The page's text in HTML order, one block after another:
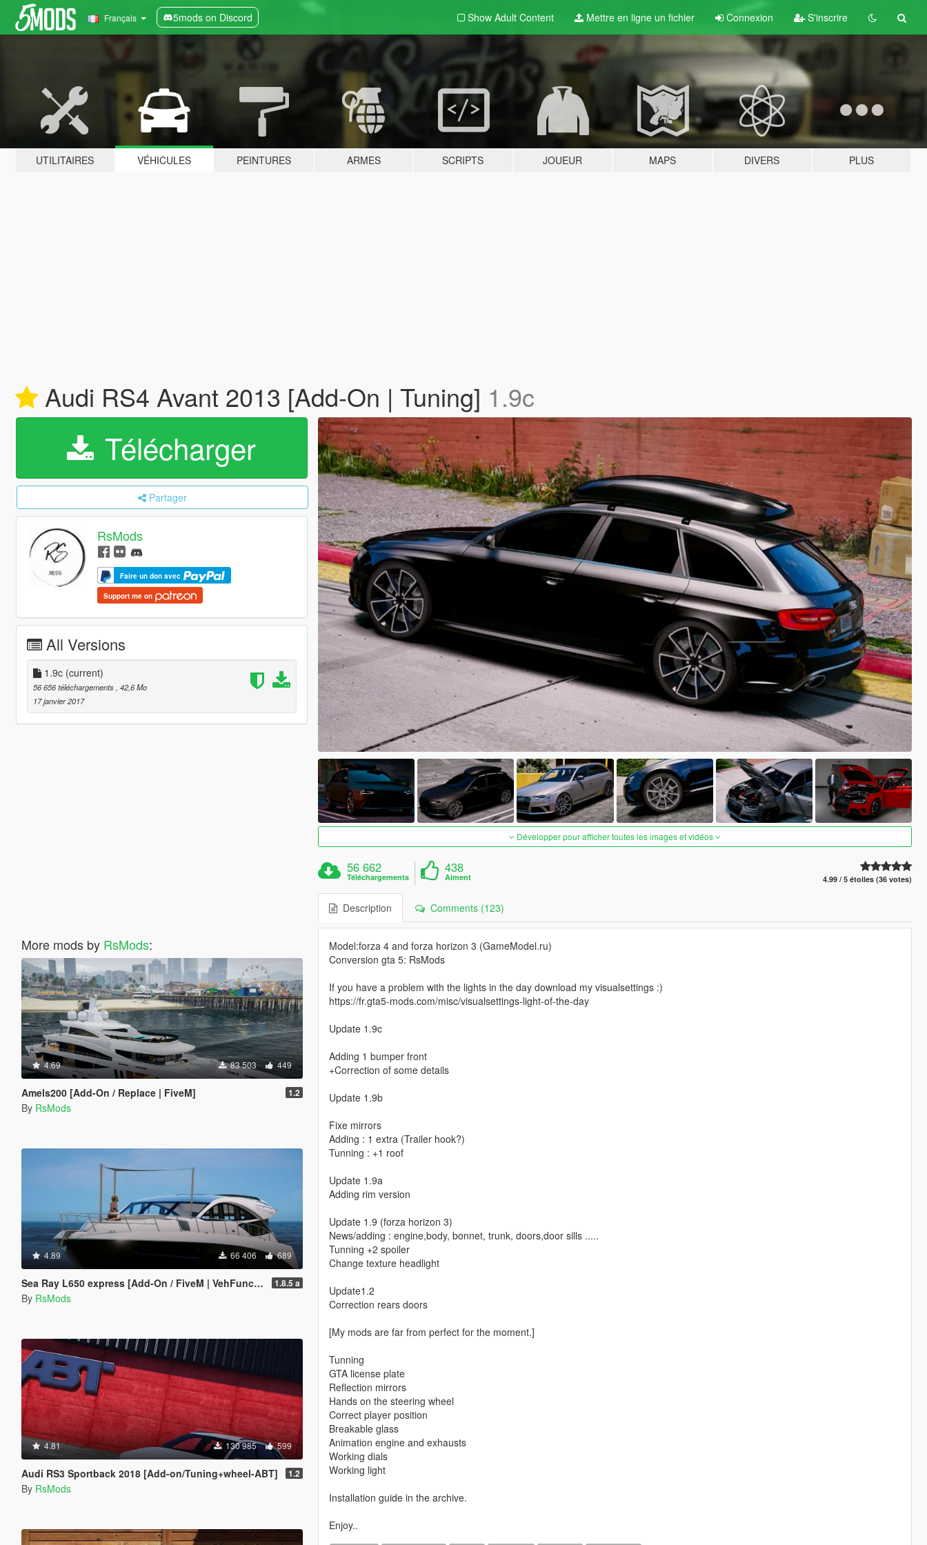
Français 5mods on Discord Show Adult Content Mettre en ligne un fichier Connexion S'inscrire
UTILITAIRES VÉHICULES PEINTURES ARMES SCRIPTS JOUEUR MAPS DIVERS PLUS
Audi RS4 Avant 2013 [Add-On | Tuning] 1.9c
Télécharger
Partager
RsMods
Faire un don avec
Support me on
All Versions
1.9c (current)
56 656 téléchargements , 42,6 Mo
17 janvier 2017
More mods by RsMods:
4.69 83 503 449
Amels200 [Add-On / Replace | FiveM] 1.2
By RsMods
4.89 66 406 689
Sea Ray L650 express [Add-On / FiveM | VehFuncsV] 1.8.5 a
By RsMods
4.81 130 985 599
Audi RS3 Sportback 2018 [Add-on/Tuning+wheel-ABT] 1.2
By RsMods
Développer pour afficher toutes les images et vidéos
56 662
Téléchargements
438
Aiment 4.99 / 5 étoiles (36 votes)
Description Comments (123)
Model:forza 4 and forza horizon 3 (GameModel.ru)
Conversion gta 5: RsMods
If you have a problem with the lights in the day download my visualsettings :)
https://fr.gta5-mods.com/misc/visualsettings-light-of-the-day
Update 1.9c
Adding 1 bumper front
+Correction of some details
Update 1.9b
Fixe mirrors
Adding : 1 extra (Trailer hook?)
Tunning : +1 roof
Update 1.9a
Adding rim version
Update 1.9 (forza horizon 3)
News/adding : engine,body, bonnet, trunk, doors,door sills .....
Tunning +2 spoiler
Change texture headlight
Update1.2
Correction rears doors
[My mods are far from perfect for the moment.]
Tunning
GTA license plate
Reflection mirrors
Hands on the steering wheel
Correct player position
Breakable glass
Animation engine and exhausts
Working dials
Working light
Installation guide in the archive.
Enjoy..